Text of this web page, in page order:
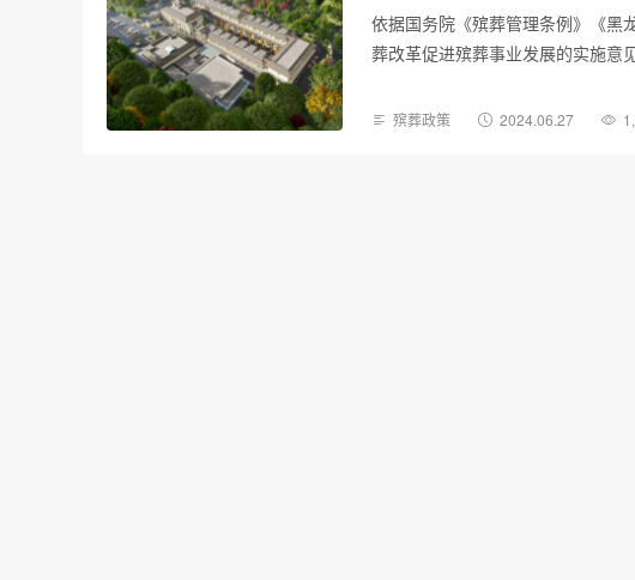
依据国务院《殡葬管理条例》《黑
葬改革促进殡葬事业发展的实施
殡葬政策 2024.06.27